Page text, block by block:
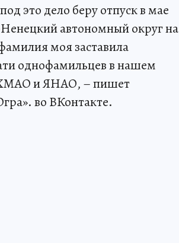
это дело беру отпуск в мае
автономный округ на
моя заставила
однофамильцев в нашем
ХМАО и ЯНАО, – пишет
во ВКонтакте.